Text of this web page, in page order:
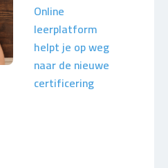
Online
leerplatform
helpt je op weg
naar de nieuwe
certificering